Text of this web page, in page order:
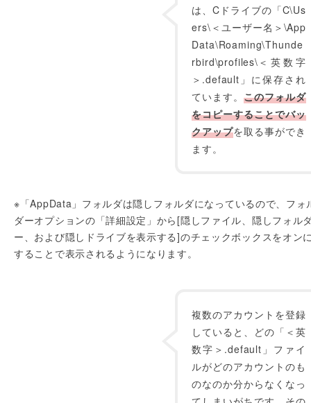
は、Cドライブの「C\Us
ers\＜ユーザー名＞\App
Data\Roaming\Thunde
rbird\profiles\＜英数字
＞.default」に保存され
ています。このフォルダ
をコピーすることでバッ
クアップを取る事ができ
ます。
※「AppData」フォルダは隠しフォルダになっているので、フォ
ダーオプションの「詳細設定」から[隠しファイル、隠しフォル
ー、および隠しドライブを表示する]のチェックボックスをオン
することで表示されるようになります。
複数のアカウントを登録
していると、どの「＜英
数字＞.default」ファイ
ルがどのアカウントのも
のなのか分からなくなっ